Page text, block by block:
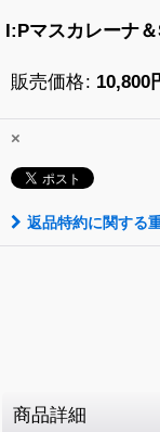
I:Pマスカレーナ
販売価格: 10,800
×
返品特約に関する
商品詳細